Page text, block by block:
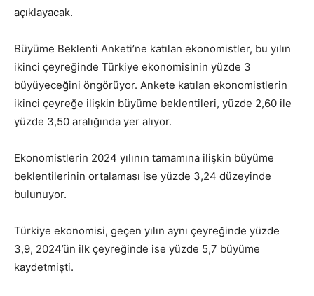
açıklayacak.
Büyüme Beklenti Anketi’ne katılan ekonomistler, bu yılın
ikinci çeyreğinde Türkiye ekonomisinin yüzde 3
büyüyeceğini öngörüyor. Ankete katılan ekonomistlerin
ikinci çeyreğe ilişkin büyüme beklentileri, yüzde 2,60 ile
yüzde 3,50 aralığında yer alıyor.
Ekonomistlerin 2024 yılının tamamına ilişkin büyüme
beklentilerinin ortalaması ise yüzde 3,24 düzeyinde
bulunuyor.
Türkiye ekonomisi, geçen yılın aynı çeyreğinde yüzde
3,9, 2024’ün ilk çeyreğinde ise yüzde 5,7 büyüme
kaydetmişti.